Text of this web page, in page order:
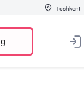
Toshkent